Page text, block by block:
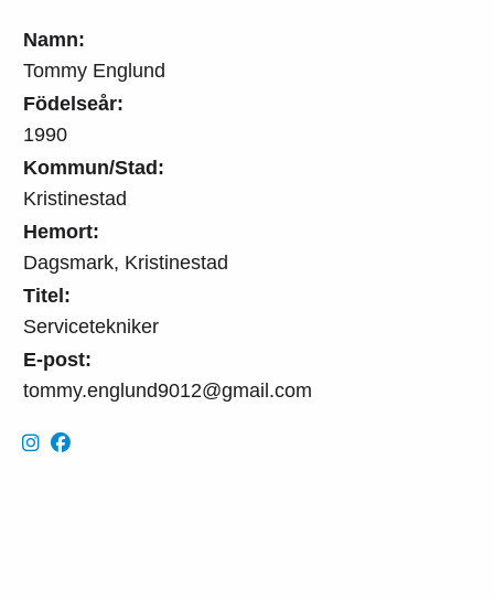
Namn:
Tommy Englund
Födelseår:
1990
Kommun/Stad:
Kristinestad
Hemort:
Dagsmark, Kristinestad
Titel:
Servicetekniker
E-post:
tommy.englund9012@gmail.com